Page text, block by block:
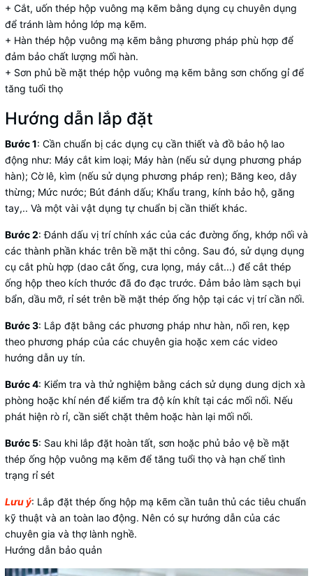
+ Cắt, uốn thép hộp vuông mạ kẽm bằng dụng cụ chuyên dụng
để tránh làm hỏng lớp mạ kẽm.
+ Hàn thép hộp vuông mạ kẽm bằng phương pháp phù hợp để
đảm bảo chất lượng mối hàn.
+ Sơn phủ bề mặt thép hộp vuông mạ kẽm bằng sơn chống gỉ để
tăng tuổi thọ
Hướng dẫn lắp đặt
Bước 1: Cần chuẩn bị các dụng cụ cần thiết và đồ bảo hộ lao
động như: Máy cắt kim loại; Máy hàn (nếu sử dụng phương pháp
hàn); Cờ lê, kìm (nếu sử dụng phương pháp ren); Băng keo, dây
thừng; Mức nước; Bút đánh dấu; Khẩu trang, kính bảo hộ, găng
tay,.. Và một vài vật dụng tự chuẩn bị cần thiết khác.
Bước 2: Đánh dấu vị trí chính xác của các đường ống, khớp nối và
các thành phần khác trên bề mặt thi công. Sau đó, sử dụng dụng
cụ cắt phù hợp (dao cắt ống, cưa lọng, máy cắt...) để cắt thép
ống hộp theo kích thước đã đo đạc trước. Đảm bảo làm sạch bụi
bẩn, dầu mỡ, rỉ sét trên bề mặt thép ống hộp tại các vị trí cần nối.
Bước 3: Lắp đặt bằng các phương pháp như hàn, nối ren, kẹp
theo phương pháp của các chuyên gia hoặc xem các video
hướng dẫn uy tín.
Bước 4: Kiểm tra và thử nghiệm bằng cách sử dụng dung dịch xà
phòng hoặc khí nén để kiểm tra độ kín khít tại các mối nối. Nếu
phát hiện rò rỉ, cần siết chặt thêm hoặc hàn lại mối nối.
Bước 5: Sau khi lắp đặt hoàn tất, sơn hoặc phủ bảo vệ bề mặt
thép ống hộp vuông mạ kẽm để tăng tuổi thọ và hạn chế tình
trạng rỉ sét
Lưu ý: Lắp đặt thép ống hộp mạ kẽm cần tuân thủ các tiêu chuẩn
kỹ thuật và an toàn lao động. Nên có sự hướng dẫn của các
chuyên gia và thợ lành nghề.
Hướng dẫn bảo quản